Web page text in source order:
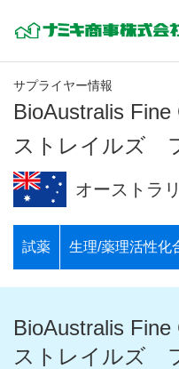
サプライヤー情報
BioAustralis
ストレイルズ
オーストラ
試薬 生理/薬理活性化
BioAustralis
ストレイルズ